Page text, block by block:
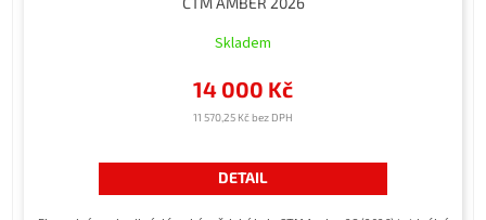
Skladem
11 570,25 Kč bez DPH
14 000 Kč
DETAIL